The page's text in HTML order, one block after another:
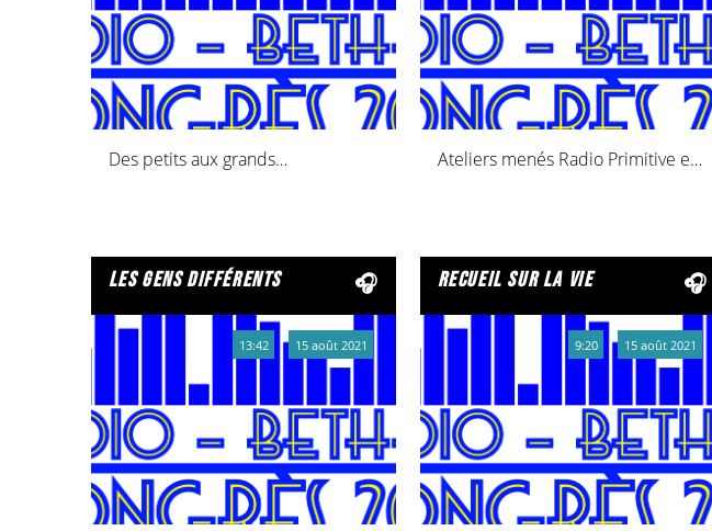
Des petits aux grands… Ateliers menés Radio Primitive en 2021
les gens différents
13:42 15 août 2021
recueil sur la vie
9:20 15 août 2021